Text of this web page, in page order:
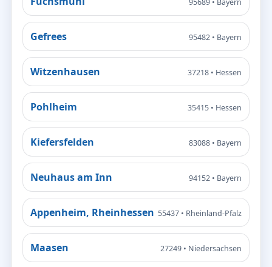
Gefrees 95482 • Bayern
Witzenhausen 37218 • Hessen
Pohlheim 35415 • Hessen
Kiefersfelden 83088 • Bayern
Neuhaus am Inn 94152 • Bayern
Appenheim, Rheinhessen 55437 • Rheinland-Pfalz
Maasen 27249 • Niedersachsen